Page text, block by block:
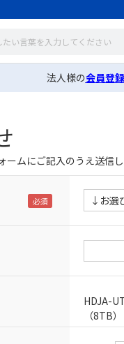
法人様の会員登録
ムにご記入のうえ送信し
HDJA-
（8TB）